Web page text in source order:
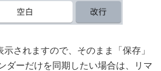
されますので、そのまま「保存」
ダーだけを同期したい場合は、リマ